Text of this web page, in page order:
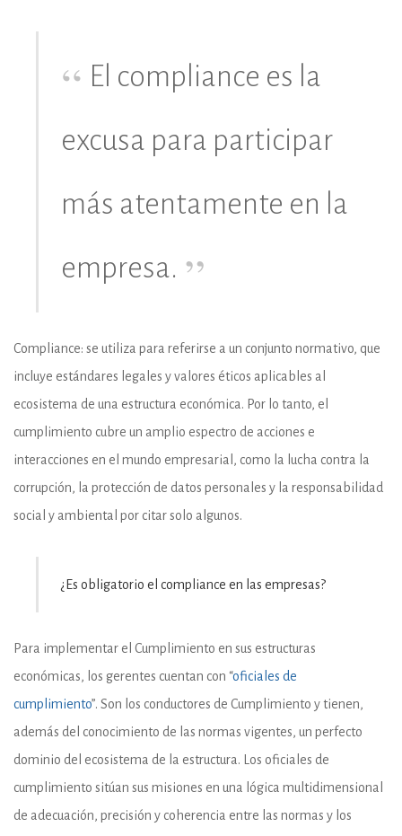
El compliance es la
excusa para participar
más atentamente en la
empresa.
Compliance: se utiliza para referirse a un conjunto normativo, que
incluye estándares legales y valores éticos aplicables al
ecosistema de una estructura económica. Por lo tanto, el
cumplimiento cubre un amplio espectro de acciones e
interacciones en el mundo empresarial, como la lucha contra la
corrupción, la protección de datos personales y la responsabilidad
social y ambiental por citar solo algunos.
¿Es obligatorio el compliance en las empresas?
Para implementar el Cumplimiento en sus estructuras
económicas, los gerentes cuentan con “oficiales de
cumplimiento”. Son los conductores de Cumplimiento y tienen,
además del conocimiento de las normas vigentes, un perfecto
dominio del ecosistema de la estructura. Los oficiales de
cumplimiento sitúan sus misiones en una lógica multidimensional
de adecuación, precisión y coherencia entre las normas y los